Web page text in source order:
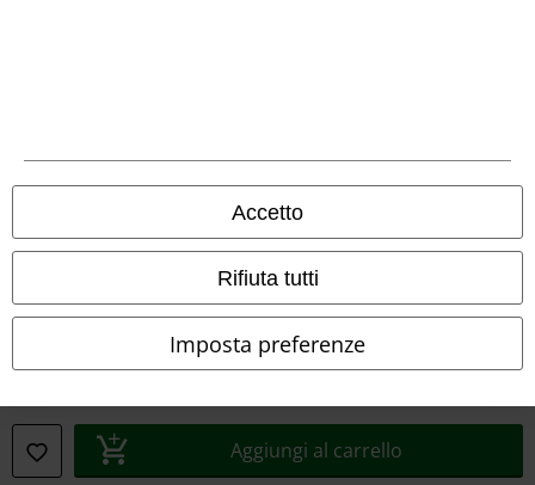
Accetto
Rifiuta tutti
Imposta preferenze
Aggiungi al carrello
Gli altri shop EMP nel mondo
EMP France
EMP Deutschland